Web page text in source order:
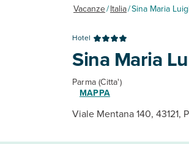
Vacanze/Italia/Sina Maria
Hotel
Sina Maria
Parma (Citta')
MAPPA
Viale Mentana 140, 43121,